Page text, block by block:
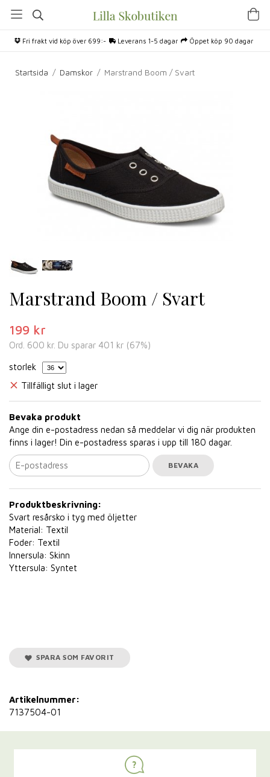
Fri frakt vid köp över 699:- Leverans 1-5 dagar Öppet köp 90 dagar
Startsida / Damskor / Marstrand Boom / Svart
Marstrand Boom / Svart
199 kr
Ord. 600 kr. Du sparar 401 kr (67%)
storlek
Tillfälligt slut i lager
Bevaka produkt
Ange din e-postadress nedan så meddelar vi dig när produkten
finns i lager! Din e-postadress sparas i upp till 180 dagar.
BEVAKA
Produktbeskrivning:
Svart resårsko i tyg med öljetter
Material: Textil
Foder: Textil
Innersula: Skinn
Yttersula: Syntet
SPARA SOM FAVORIT
Artikelnummer:
7137504-01